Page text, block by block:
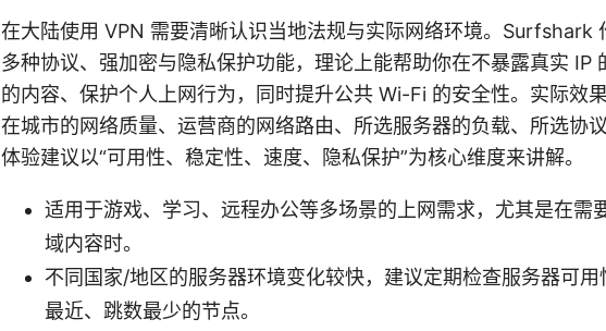
在大陆使用 VPN 需要清晰认识当地法规与实际网络环境。Surfshark
多种协议、强加密与隐私保护功能，理论上能帮助你在不暴露真实 IP
的内容、保护个人上网行为，同时提升公共 Wi-Fi 的安全性。实际效
在城市的网络质量、运营商的网络路由、所选服务器的负载、所选协
体验建议以“可用性、稳定性、速度、隐私保护”为核心维度来讲解。
适用于游戏、学习、远程办公等多场景的上网需求，尤其是在需
域内容时。
不同国家/地区的服务器环境变化较快，建议定期检查服务器可
最近、跳数最少的节点。